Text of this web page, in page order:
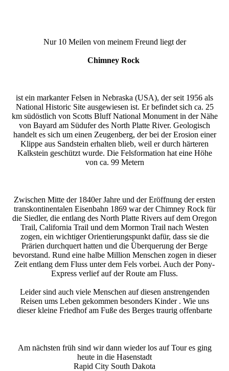
Nur 10 Meilen von meinem Freund liegt der
Chimney Rock
ist ein markanter Felsen in Nebraska (USA), der seit 1956 als
National Historic Site ausgewiesen ist. Er befindet sich ca. 25
km südöstlich von Scotts Bluff National Monument in der Nähe
von Bayard am Südufer des North Platte River. Geologisch
handelt es sich um einen Zeugenberg, der bei der Erosion einer
Klippe aus Sandstein erhalten blieb, weil er durch härteren
Kalkstein geschützt wurde. Die Felsformation hat eine Höhe
von ca. 99 Metern
Zwischen Mitte der 1840er Jahre und der Eröffnung der ersten
transkontinentalen Eisenbahn 1869 war der Chimney Rock für
die Siedler, die entlang des North Platte Rivers auf dem Oregon
Trail, California Trail und dem Mormon Trail nach Westen
zogen, ein wichtiger Orientierungspunkt dafür, dass sie die
Prärien durchquert hatten und die Überquerung der Berge
bevorstand. Rund eine halbe Million Menschen zogen in dieser
Zeit entlang dem Fluss unter dem Fels vorbei. Auch der Pony-
Express verlief auf der Route am Fluss.
Leider sind auch viele Menschen auf diesen anstrengenden
Reisen ums Leben gekommen besonders Kinder . Wie uns
dieser kleine Friedhof am Fuße des Berges traurig offenbarte
Am nächsten früh sind wir dann wieder los auf Tour es ging
heute in die Hasenstadt
Rapid City South Dakota